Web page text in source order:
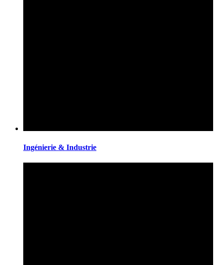
Ingénierie & Industrie